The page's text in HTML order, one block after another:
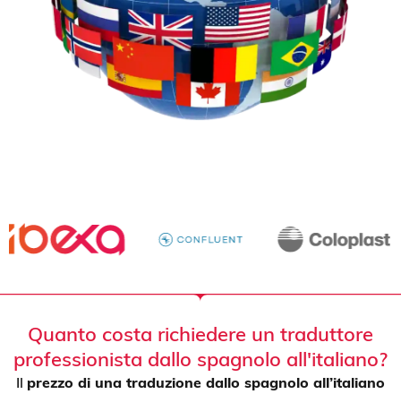
Quanto costa richiedere un traduttore
professionista dallo spagnolo all'italiano?
Il prezzo di una traduzione dallo spagnolo all’italiano